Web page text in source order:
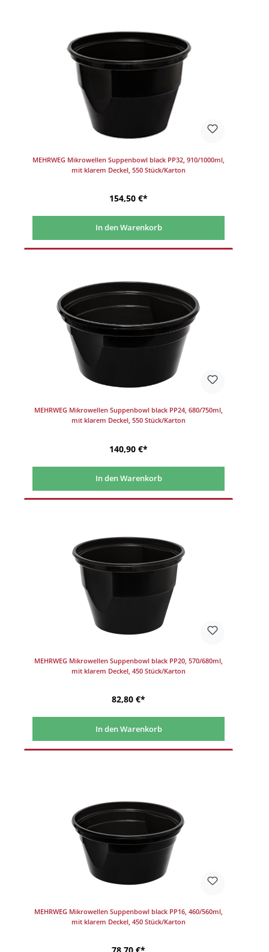
MEHRWEG Mikrowellen Suppenbowl black PP32, 910/1000ml,
mit klarem Deckel, 550 Stück/Karton
154,50 €*
In den Warenkorb
MEHRWEG Mikrowellen Suppenbowl black PP24, 680/750ml,
mit klarem Deckel, 550 Stück/Karton
140,90 €*
In den Warenkorb
MEHRWEG Mikrowellen Suppenbowl black PP20, 570/680ml,
mit klarem Deckel, 450 Stück/Karton
82,80 €*
In den Warenkorb
MEHRWEG Mikrowellen Suppenbowl black PP16, 460/560ml,
mit klarem Deckel, 450 Stück/Karton